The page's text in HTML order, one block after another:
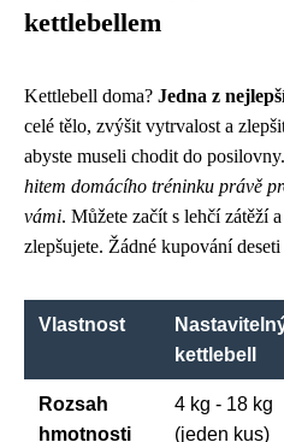
kettlebellem
Kettlebell doma? Jedna z
celé tělo, zvýšit vytrvalost a
abyste museli chodit do
hitem domácího tréninku právě
vámi. Můžete začít s lehčí zátěží
zlepšujete. Žádné kupování
Vlastnost
kettlebell
Rozsah
hmotnosti
4 kg - 18 kg
(jeden kus)